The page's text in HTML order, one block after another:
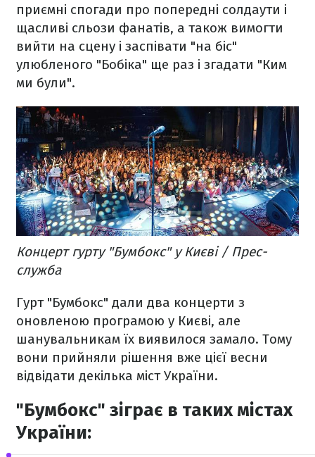
приємні спогади про попередні солдаути і
щасливі сльози фанатів, а також вимогти
вийти на сцену і заспівати "на біс"
улюбленого "Бобіка" ще раз і згадати "Ким
ми були".
Концерт гурту "Бумбокс" у Києві / Прес-
служба
Гурт "Бумбокс" дали два концерти з
оновленою програмою у Києві, але
шанувальникам їх виявилося замало. Тому
вони прийняли рішення вже цієї весни
відвідати декілька міст України.
"Бумбокс" зіграє в таких містах
України: